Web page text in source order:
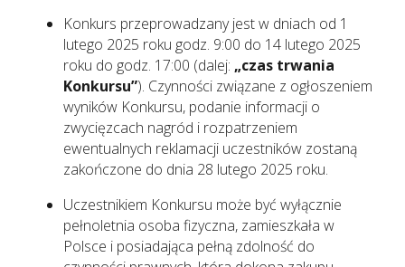
Konkurs przeprowadzany jest w dniach od 1
lutego 2025 roku godz. 9:00 do 14 lutego 2025
roku do godz. 17:00 (dalej: „czas trwania
Konkursu”). Czynności związane z ogłoszeniem
wyników Konkursu, podanie informacji o
zwycięzcach nagród i rozpatrzeniem
ewentualnych reklamacji uczestników zostaną
zakończone do dnia 28 lutego 2025 roku.
Uczestnikiem Konkursu może być wyłącznie
pełnoletnia osoba fizyczna, zamieszkała w
Polsce i posiadająca pełną zdolność do